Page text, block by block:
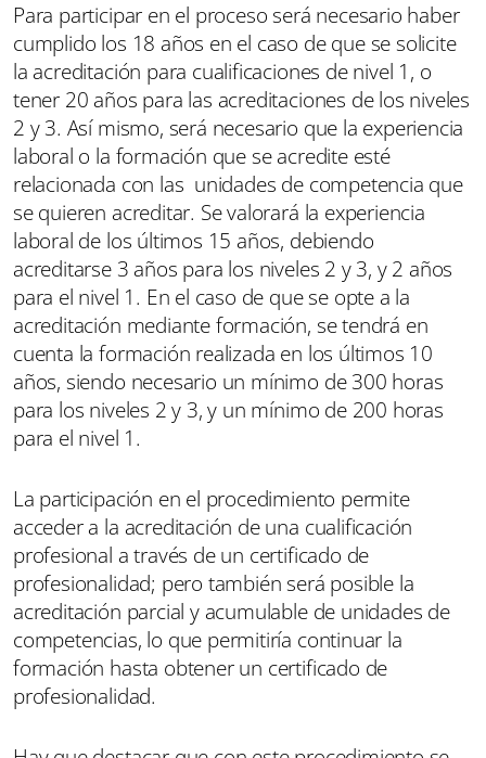
Para participar en el proceso será necesario haber
cumplido los 18 años en el caso de que se solicite
la acreditación para cualificaciones de nivel 1, o
tener 20 años para las acreditaciones de los niveles
2 y 3. Así mismo, será necesario que la experiencia
laboral o la formación que se acredite esté
relacionada con las unidades de competencia que
se quieren acreditar. Se valorará la experiencia
laboral de los últimos 15 años, debiendo
acreditarse 3 años para los niveles 2 y 3, y 2 años
para el nivel 1. En el caso de que se opte a la
acreditación mediante formación, se tendrá en
cuenta la formación realizada en los últimos 10
años, siendo necesario un mínimo de 300 horas
para los niveles 2 y 3, y un mínimo de 200 horas
para el nivel 1.
La participación en el procedimiento permite
acceder a la acreditación de una cualificación
profesional a través de un certificado de
profesionalidad; pero también será posible la
acreditación parcial y acumulable de unidades de
competencias, lo que permitiría continuar la
formación hasta obtener un certificado de
profesionalidad.